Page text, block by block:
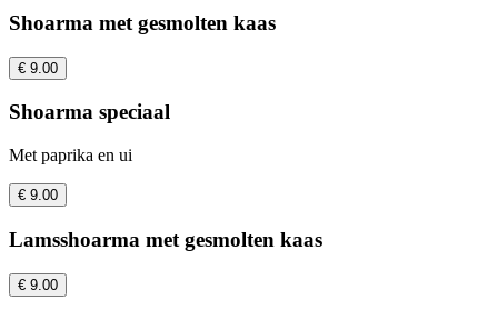
Shoarma met gesmolten kaas
€ 9.00
Shoarma speciaal
Met paprika en ui
€ 9.00
Lamsshoarma met gesmolten kaas
€ 9.00